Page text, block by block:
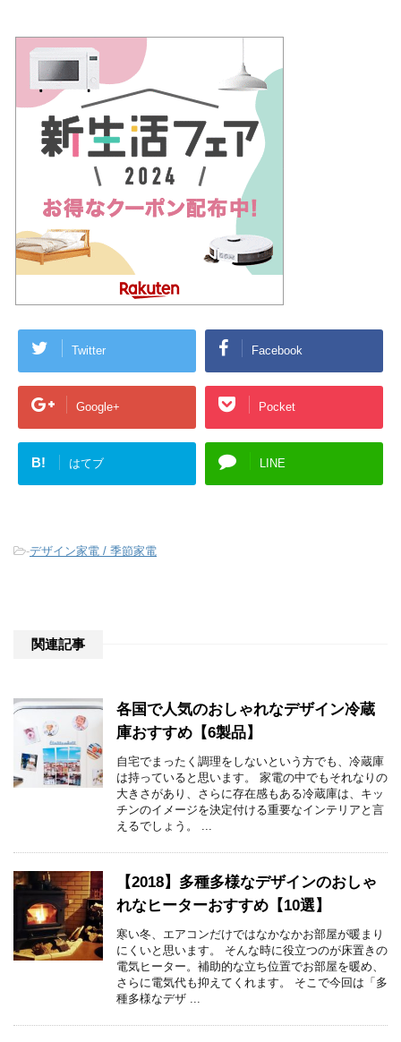
Twitter Facebook
Google+ Pocket
B! はてブ LINE
-デザイン家電 / 季節家電
関連記事
各国で人気のおしゃれなデザイン冷蔵
庫おすすめ【6製品】
自宅でまったく調理をしないという方でも、冷蔵庫
は持っていると思います。 家電の中でもそれなりの
大きさがあり、さらに存在感もある冷蔵庫は、キッ
チンのイメージを決定付ける重要なインテリアと言
えるでしょう。 ...
【2018】多種多様なデザインのおしゃ
れなヒーターおすすめ【10選】
寒い冬、エアコンだけではなかなかお部屋が暖まり
にくいと思います。 そんな時に役立つのが床置きの
電気ヒーター。補助的な立ち位置でお部屋を暖め、
さらに電気代も抑えてくれます。 そこで今回は「多
種多様なデザ ...